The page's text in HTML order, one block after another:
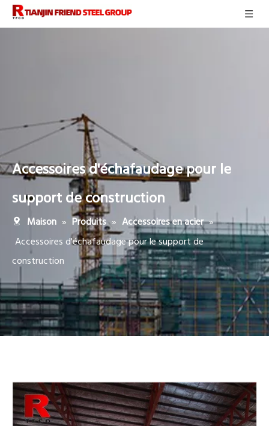
Accessoires d'échafaudage pour le
support de construction
Maison » Produits » Accessoires en acier »
Accessoires d'échafaudage pour le support de
construction